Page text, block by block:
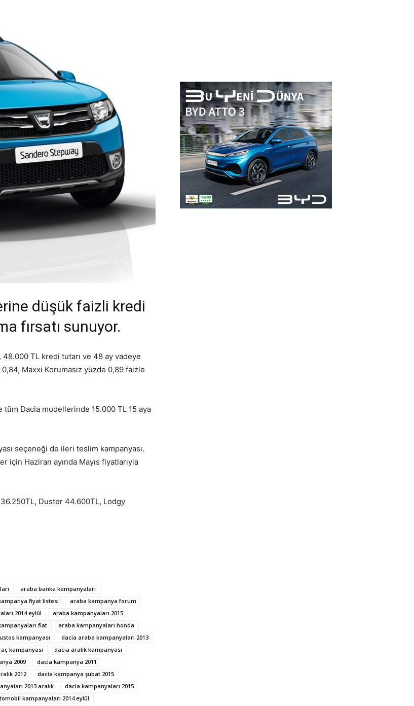
düşük faizli kredi
fırsatı sunuyor.
TL kredi tutarı ve 48 ay vadeye
Maxxi Korumasız yüzde 0,89 faizle
Dacia modellerinde 15.000 TL 15 aya
seçeneği de ileri teslim kampanyası.
için Haziran ayında Mayıs fiyatlarıyla
Duster 44.600TL, Lodgy
araba banka kampanyaları
fiyat listesi
araba kampanya forum
2014 eylül
araba kampanyaları 2015
fiat
araba kampanyaları honda
kampanyası
dacia araba kampanyaları 2013
kampanyası
dacia aralık kampanyası
2009
dacia kampanya 2011
2012
dacia kampanya şubat 2015
2013 aralık
dacia kampanyaları 2015
kampanyaları 2014 eylül